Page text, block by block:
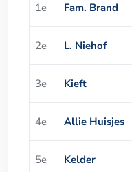
1e Fam. Brand
2e L. Niehof
3e Kieft
4e Allie Huisjes
5e Kelder